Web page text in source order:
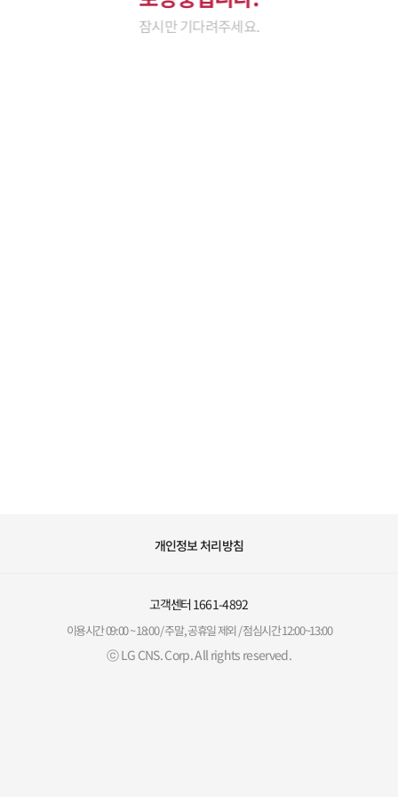
잠시만 기다려주세요.
개인정보 처리방침
고객센터1661-4892
이용시간 09:00 ~ 18:00 / 주말, 공휴일 제외 / 점심시간 12:00~13:00
ⓒ LG CNS. Corp. All rights reserved.